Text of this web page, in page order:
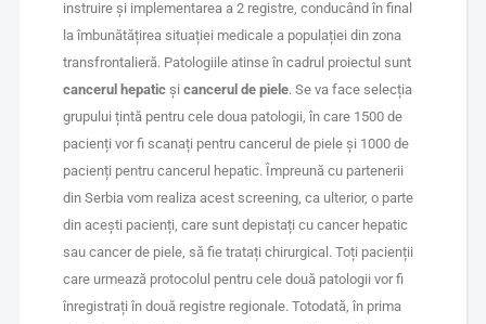
instruire și implementarea a 2 registre, conducând în final
la îmbunătățirea situației medicale a populației din zona
transfrontalieră. Patologiile atinse în cadrul proiectul sunt
cancerul hepaticși cancerul de piele. Se va face selecția
grupului țintă pentru cele doua patologii, în care 1500 de
pacienți vor fi scanați pentru cancerul de piele și 1000 de
pacienți pentru cancerul hepatic. Împreună cu partenerii
din Serbia vom realiza acest screening, ca ulterior, o parte
din acești pacienți, care sunt depistați cu cancer hepatic
sau cancer de piele, să fie tratați chirurgical. Toți pacienții
care urmează protocolul pentru cele două patologii vor fi
înregistrați în două registre regionale. Totodată, în prima